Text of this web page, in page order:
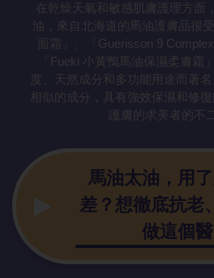
在乾燥天氣和敏感肌膚護理方面
油，來自北海道的馬油護膚品很
面霜」、「Guerisson 9
「Fueki 小黃鴨馬油保濕柔膚霜
度、天然成分和多功能用途而著
相似的成分，具有強效保濕和修
護膚的求美者的不
馬油太油，用
差？想徹底抗老
做這個醫